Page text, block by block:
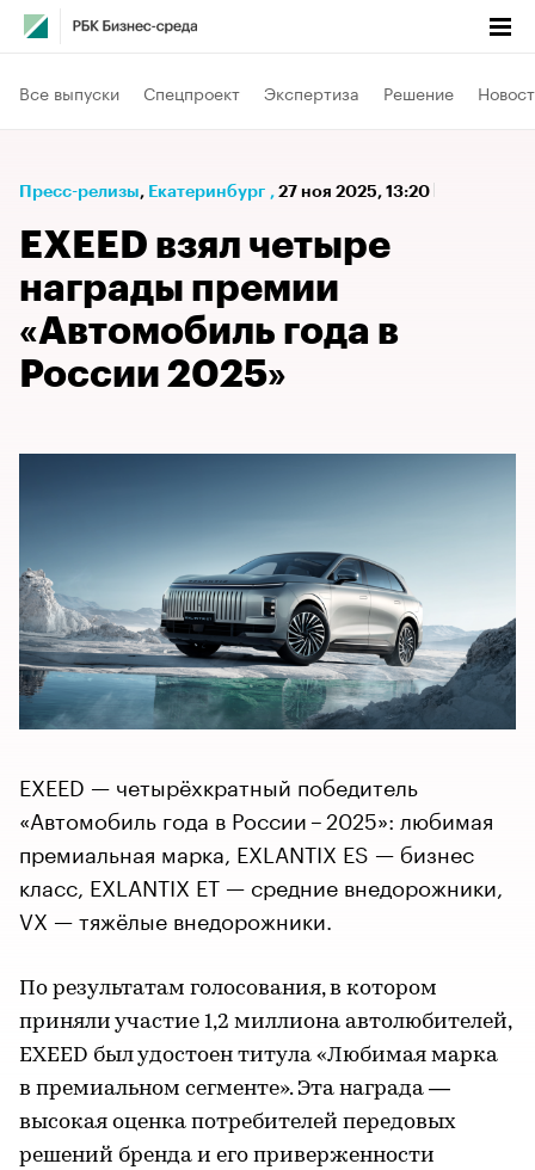
Все выпуски Спецпроект Экспертиза Решение
Пресс-релизы⁠, Екатеринбург , 27 ноя 2025, 13:20
EXEED взял четыре
награды премии
«Автомобиль года в
России 2025»
EXEED — четырёхкратный победитель
«Автомобиль года в России – 2025»: любимая
премиальная марка, EXLANTIX ES — бизнес
класс, EXLANTIX ET — средние внедорожники,
VX — тяжёлые внедорожники.
По результатам голосования, в котором
приняли участие 1,2 миллиона автолюбителей,
EXEED был удостоен титула «Любимая марка
в премиальном сегменте». Эта награда —
высокая оценка потребителей передовых
решений бренда и его приверженности